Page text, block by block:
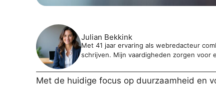
Julian Bekkink
Met 41 jaar ervaring als webredacteur
schrijven. Mijn vaardigheden zorgen voor
Met de huidige focus op duurzaamheid en